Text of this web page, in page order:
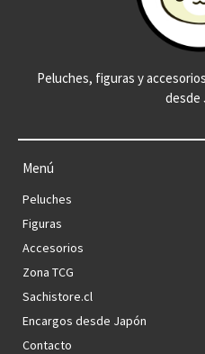
Peluches, figuras y
desde
Menú
Peluches
Figuras
Accesorios
Zona TCG
Sachistore.cl
Encargos desde Japón
Contacto